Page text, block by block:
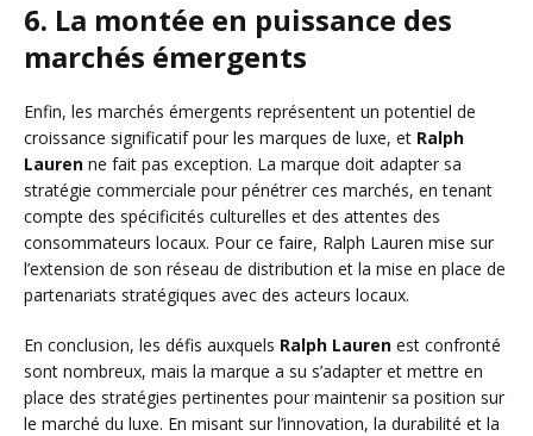
6. La montée en puissance des
marchés émergents
Enfin, les marchés émergents représentent un potentiel de
croissance significatif pour les marques de luxe, et Ralph
Lauren ne fait pas exception. La marque doit adapter sa
stratégie commerciale pour pénétrer ces marchés, en tenant
compte des spécificités culturelles et des attentes des
consommateurs locaux. Pour ce faire, Ralph Lauren mise sur
l’extension de son réseau de distribution et la mise en place de
partenariats stratégiques avec des acteurs locaux.
En conclusion, les défis auxquels Ralph Lauren est confronté
sont nombreux, mais la marque a su s’adapter et mettre en
place des stratégies pertinentes pour maintenir sa position sur
le marché du luxe. En misant sur l’innovation, la durabilité et la